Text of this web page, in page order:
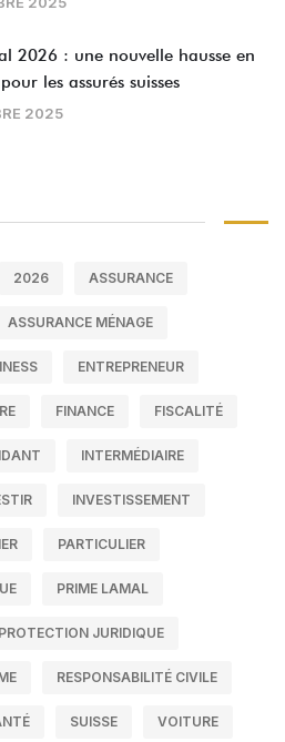
2026 : une nouvelle hausse en
les assurés suisses
2025
2026 ASSURANCE
ASSURANCE MÉNAGE
ENTREPRENEUR
FINANCE FISCALITÉ
INTERMÉDIAIRE
INVESTISSEMENT
PARTICULIER
PRIME LAMAL
PROTECTION JURIDIQUE
RESPONSABILITÉ CIVILE
SUISSE VOITURE